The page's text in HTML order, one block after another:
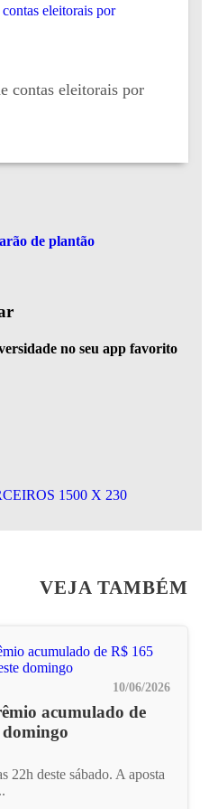
contas eleitorais por
de plantão
no seu app favorito
VEJA TAMBÉM
10/06/2026
acumulado de
domingo
22h deste sábado. A aposta